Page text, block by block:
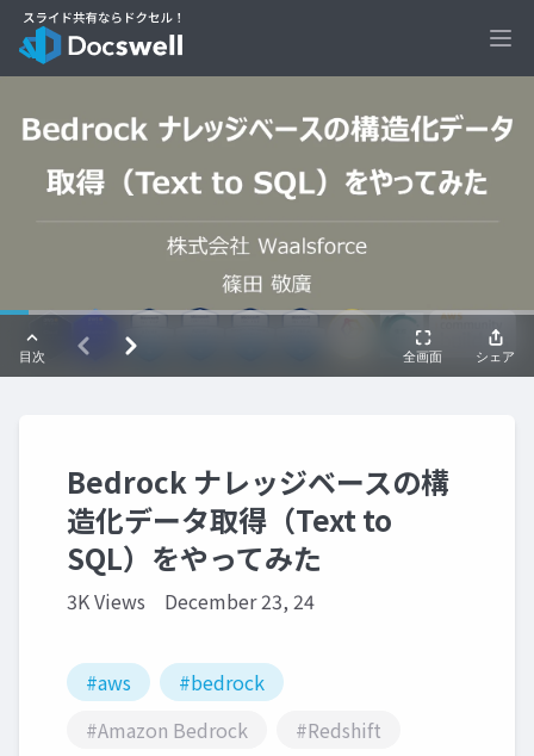
Bedrock ナレッジベースの構
造化データ取得（Text to
SQL）をやってみた
3K Views December 23, 24
#aws
#bedrock
#Amazon Bedrock
#Redshift